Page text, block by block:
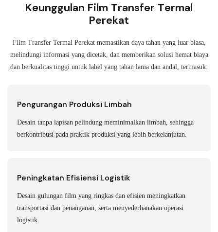
Keunggulan Film Transfer Termal
Perekat
Film Transfer Termal Perekat memastikan daya tahan yang luar biasa,
melindungi informasi yang dicetak, dan memberikan solusi hemat biaya
dan berkualitas tinggi untuk label yang tahan lama dan andal, termasuk:
Pengurangan Produksi Limbah
Desain tanpa lapisan pelindung meminimalkan limbah, sehingga
berkontribusi pada praktik produksi yang lebih berkelanjutan.
Peningkatan Efisiensi Logistik
Desain gulungan film yang ringkas dan efisien meningkatkan
transportasi dan penanganan, serta menyederhanakan operasi
logistik.